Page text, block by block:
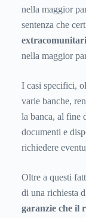
nella maggior
sentenza che
extracomunitari
nella maggior
I casi specifici,
varie banche,
la banca, al fine
documenti e
richiedere
Oltre a questi
di una richiesta
garanzie che il